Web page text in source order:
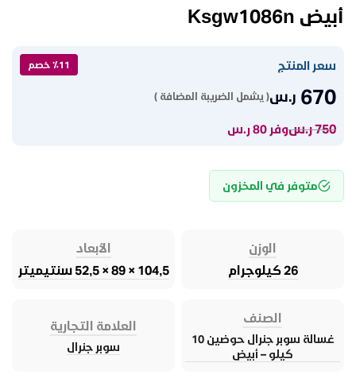
أبيض Ksgw1086n
سعر المنتج ٪11 خصم
670 ر.س( يشمل الضريبة المضافة )
750ر.سوفر 80 ر.س
متوفر في المخزون
الوزن
26 كيلوجرام
الأبعاد
104,5 × 89 × 52,5 سنتيميتر
الصنف
غسالة سوبر جنرال حوضين 10
كيلو – أبيض
العلامة التجارية
سوبر جنرال